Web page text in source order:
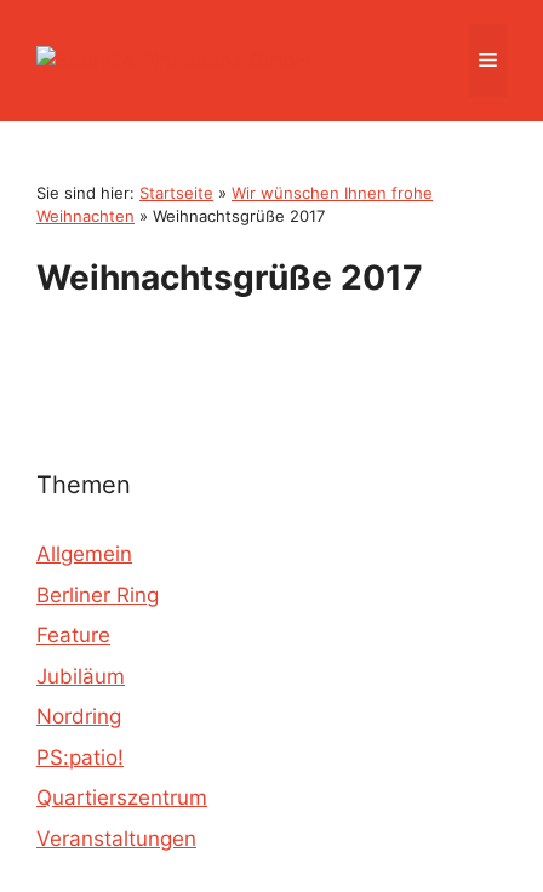
Inhalt
Sie sind hier: Startseite » Wir wünschen Ihnen frohe
Weihnachten » Weihnachtsgrüße 2017
Weihnachtsgrüße 2017
Themen
Allgemein
Berliner Ring
Feature
Jubiläum
Nordring
PS:patio!
Quartierszentrum
Veranstaltungen